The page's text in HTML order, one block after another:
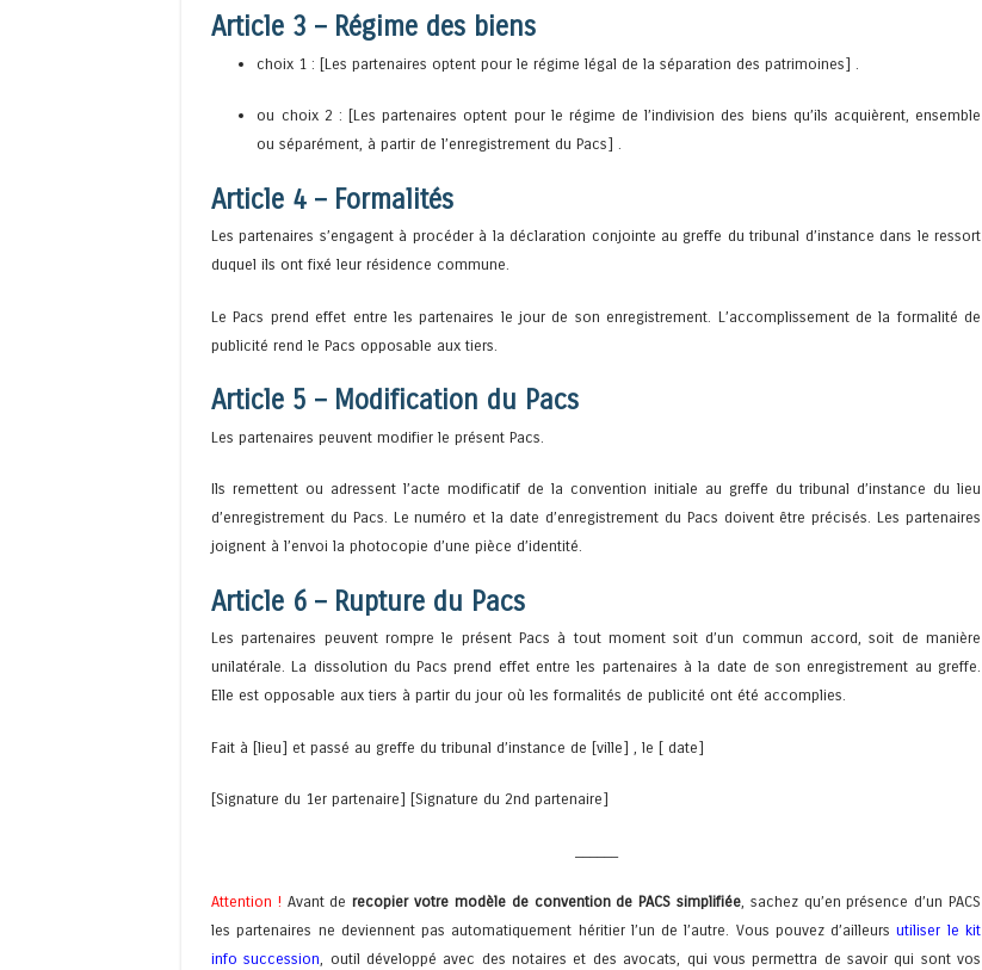
Article 3 – Régime des biens
choix 1 : [Les partenaires optent pour le régime légal de la séparation des patrimoines] .
ou choix 2 : [Les partenaires optent pour le régime de l’indivision des biens qu’ils acquièrent, ensemble
ou séparément, à partir de l’enregistrement du Pacs] .
Article 4 – Formalités
Les partenaires s’engagent à procéder à la déclaration conjointe au greffe du tribunal d’instance dans le ressort
duquel ils ont fixé leur résidence commune.
Le Pacs prend effet entre les partenaires le jour de son enregistrement. L’accomplissement de la formalité de
publicité rend le Pacs opposable aux tiers.
Article 5 – Modification du Pacs
Les partenaires peuvent modifier le présent Pacs.
Ils remettent ou adressent l’acte modificatif de la convention initiale au greffe du tribunal d’instance du lieu
d’enregistrement du Pacs. Le numéro et la date d’enregistrement du Pacs doivent être précisés. Les partenaires
joignent à l’envoi la photocopie d’une pièce d’identité.
Article 6 – Rupture du Pacs
Les partenaires peuvent rompre le présent Pacs à tout moment soit d’un commun accord, soit de manière
unilatérale. La dissolution du Pacs prend effet entre les partenaires à la date de son enregistrement au greffe.
Elle est opposable aux tiers à partir du jour où les formalités de publicité ont été accomplies.
Fait à [lieu] et passé au greffe du tribunal d’instance de [ville] , le [ date]
[Signature du 1 er partenaire] [Signature du 2nd partenaire]
Attention ! Avant derecopier votre modèle de convention de PACS simplifiée, sachez qu’en présence d’un PACS
les partenaires ne deviennent pas automatiquement héritier l’un de l’autre. Vous pouvez d’ailleurs utiliser le kit
info succession, outil développé avec des notaires et des avocats, qui vous permettra de savoir qui sont vos